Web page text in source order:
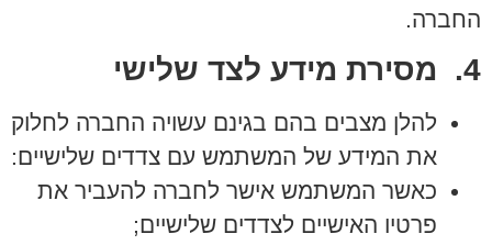
החברה.
4. מסירת מידע לצד שלישי
להלן מצבים בהם בגינם עשויה החברה לחלוק
את המידע של המשתמש עם צדדים שלישיים:
כאשר המשתמש אישר לחברה להעביר את
פרטיו האישיים לצדדים שלישיים;